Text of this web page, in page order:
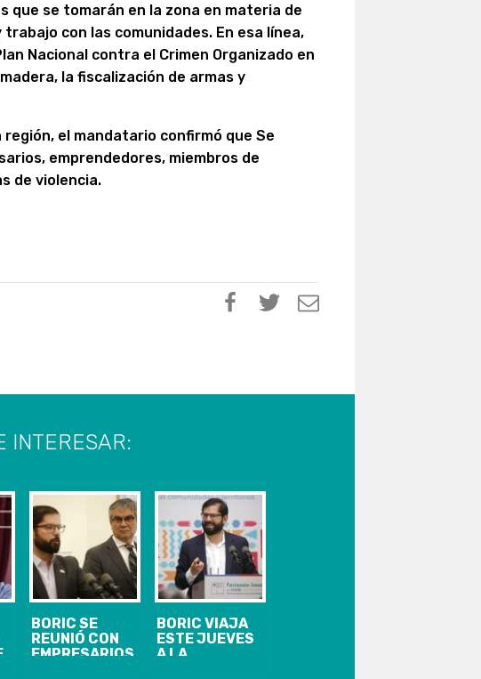
que se tomarán en la zona en materia de
con las comunidades. En esa línea,
Nacional contra el Crimen Organizado en
la fiscalización de armas y
región, el mandatario confirmó que Se
emprendedores, miembros de
de violencia.
INTERESAR:
BORIC SE
REUNIÓ CON
EMPRESARIOS
BORIC VIAJA
ESTE JUEVES
A LA